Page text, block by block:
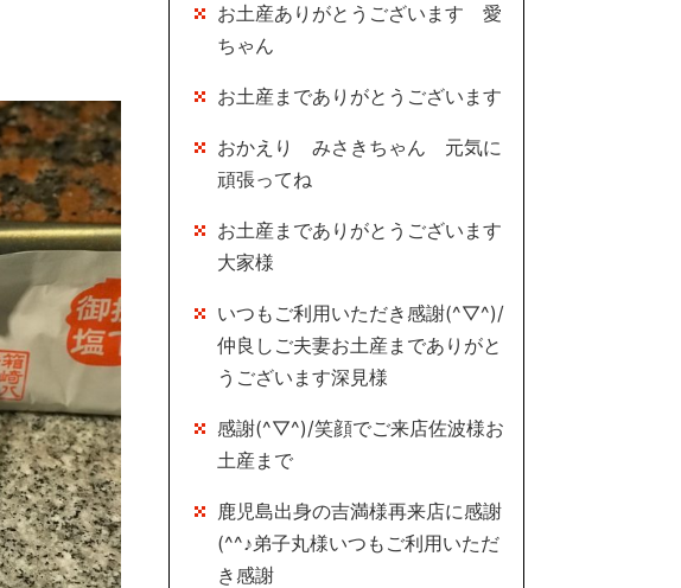
お土産ありがとうございます 愛
ちゃん
お土産までありがとうございます
おかえり みさきちゃん 元気に
頑張ってね
お土産までありがとうございます
大家様
いつもご利用いただき感謝(^▽^)/
仲良しご夫妻お土産までありがと
うございます深見様
感謝(^▽^)/笑顔でご来店佐波様お
土産まで
鹿児島出身の吉満様再来店に感謝
(^^♪弟子丸様いつもご利用いただ
き感謝